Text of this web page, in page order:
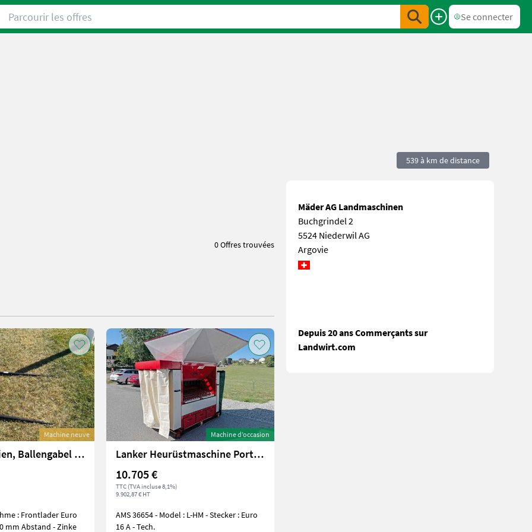
Parcourir les offres
Se connecter
539 à km de distance
0 Offres trouvées
Machine neuve
Sonstige Belgien, Ballengabel FT2050 Euroverschluss
: Frontlader Euro
mm Abstand - Zinke
Machine d’occasion
Lanker Heurüstmaschine Portana Kranmodell L-HM
10.705 €
TTC (TVA incluse 8,1%)
9.902,87 € HT
AMS 36654 - Model : L-HM - Stecker : Euro
16 A - Tech.
Mäder AG Landmaschinen
Buchgrindel 2
5524 Niederwil AG
Argovie
Depuis 20 ans Commerçants sur
Landwirt.com